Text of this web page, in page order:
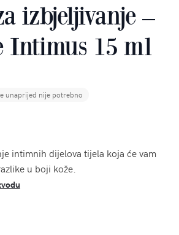
izbjeljivanje –
Intimus 15 ml
unaprijed nije potrebno
intimnih dijelova tijela koja će vam
u boji kože.